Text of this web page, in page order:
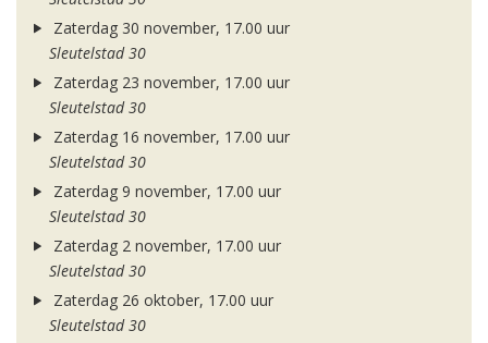
Zaterdag 30 november, 17.00 uur
Sleutelstad 30
Zaterdag 23 november, 17.00 uur
Sleutelstad 30
Zaterdag 16 november, 17.00 uur
Sleutelstad 30
Zaterdag 9 november, 17.00 uur
Sleutelstad 30
Zaterdag 2 november, 17.00 uur
Sleutelstad 30
Zaterdag 26 oktober, 17.00 uur
Sleutelstad 30